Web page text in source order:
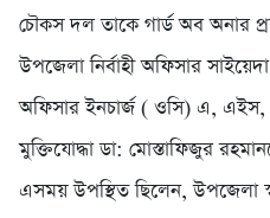
চৌকস দল তাকে গার্ড অব অনার
উপজেলা নির্বাহী অফিসার
অফিসার ইনচার্জ ( ওসি) এ,
মুক্তিযোদ্ধা ডা: মোস্তাফিজুর
এসময় উপস্থিত ছিলেন, উপজেলা